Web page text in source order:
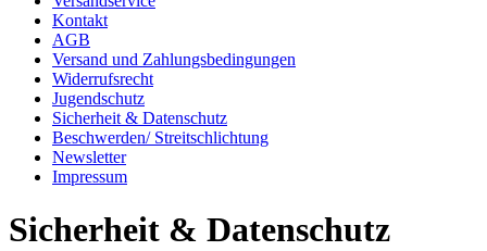
Kontakt
AGB
Versand und Zahlungsbedingungen
Widerrufsrecht
Jugendschutz
Sicherheit & Datenschutz
Beschwerden/ Streitschlichtung
Newsletter
Impressum
Sicherheit & Datenschutz